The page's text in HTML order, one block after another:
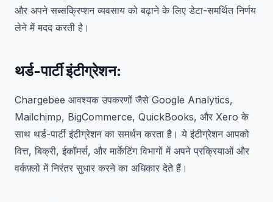
और अपने सब्सक्रिप्शन व्यवसाय को बढ़ाने के लिए डेटा-समर्थित निर्णय
लेने में मदद करती है।
थर्ड-पार्टी इंटीग्रेशन:
Chargebee आवश्यक उपकरणों जैसे Google Analytics,
Mailchimp, BigCommerce, QuickBooks, और Xero के
साथ थर्ड-पार्टी इंटीग्रेशन का समर्थन करता है। ये इंटीग्रेशन आपको
वित्त, बिक्री, ईकॉमर्स, और मार्केटिंग विभागों में अपने प्रक्रियाओं और
वर्कफ़्लो में निरंतर सुधार करने का अधिकार देते हैं।